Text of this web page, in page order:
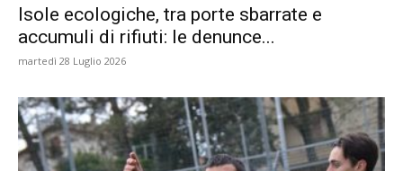
Isole ecologiche, tra porte sbarrate e
accumuli di rifiuti: le denunce...
martedì 28 Luglio 2026